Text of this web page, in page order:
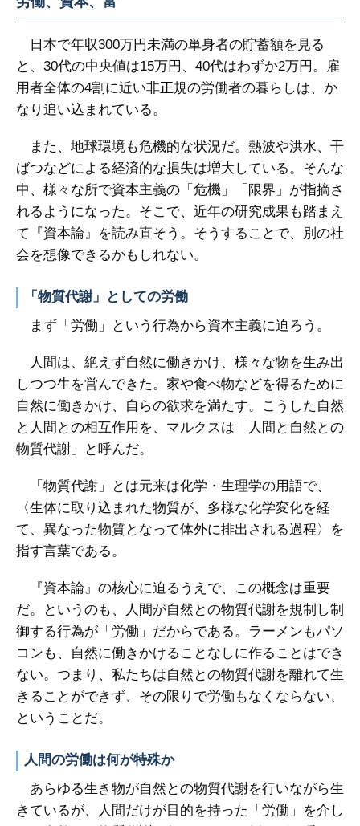
日本で年収300万円未満の単身者の貯蓄額を見る
と、30代の中央値は15万円、40代はわずか2万円。雇
用者全体の4割に近い非正規の労働者の暮らしは、か
なり追い込まれている。
また、地球環境も危機的な状況だ。熱波や洪水、干
ばつなどによる経済的な損失は増大している。そんな
中、様々な所で資本主義の「危機」「限界」が指摘さ
れるようになった。そこで、近年の研究成果も踏まえ
て『資本論』を読み直そう。そうすることで、別の社
会を想像できるかもしれない。
「物質代謝」としての労働
まず「労働」という行為から資本主義に迫ろう。
人間は、絶えず自然に働きかけ、様々な物を生み出
しつつ生を営んできた。家や食べ物などを得るために
自然に働きかけ、自らの欲求を満たす。こうした自然
と人間との相互作用を、マルクスは「人間と自然との
物質代謝」と呼んだ。
「物質代謝」とは元来は化学・生理学の用語で、
〈生体に取り込まれた物質が、多様な化学変化を経
て、異なった物質となって体外に排出される過程〉を
指す言葉である。
『資本論』の核心に迫るうえで、この概念は重要
だ。というのも、人間が自然との物質代謝を規制し制
御する行為が「労働」だからである。ラーメンもパソ
コンも、自然に働きかけることなしに作ることはでき
ない。つまり、私たちは自然との物質代謝を離れて生
きることができず、その限りで労働もなくならない、
ということだ。
人間の労働は何が特殊か
あらゆる生き物が自然との物質代謝を行いながら生
きているが、人間だけが目的を持った「労働」を介し